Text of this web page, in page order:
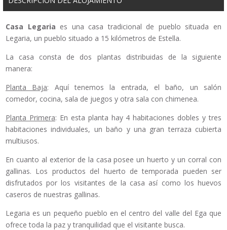
Casa Legaria es una casa tradicional de pueblo situada en
Legaria, un pueblo situado a 15 kilómetros de Estella.
La casa consta de dos plantas distribuidas de la siguiente
manera:
Planta Baja: Aquí tenemos la entrada, el baño, un salón
comedor, cocina, sala de juegos y otra sala con chimenea.
Planta Primera: En esta planta hay 4 habitaciones dobles y tres
habitaciones individuales, un baño y una gran terraza cubierta
multiusos.
En cuanto al exterior de la casa posee un huerto y un corral con
gallinas. Los productos del huerto de temporada pueden ser
disfrutados por los visitantes de la casa así como los huevos
caseros de nuestras gallinas.
Legaria es un pequeño pueblo en el centro del valle del Ega que
ofrece toda la paz y tranquilidad que el visitante busca.